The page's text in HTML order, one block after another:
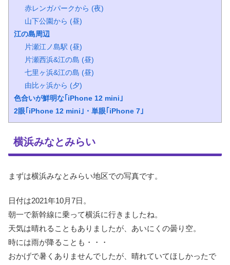
赤レンガパークから (夜)
山下公園から (昼)
江の島周辺
片瀬江ノ島駅 (昼)
片瀬西浜&江の島 (昼)
七里ヶ浜&江の島 (昼)
由比ヶ浜から (夕)
色合いが鮮明な｢iPhone 12 mini｣
2眼｢iPhone 12 mini｣・単眼｢iPhone 7｣
横浜みなとみらい
まずは横浜みなとみらい地区での写真です。
日付は2021年10月7日。
朝一で新幹線に乗って横浜に行きましたね。
天気は晴れることもありましたが、あいにくの曇り空。
時には雨が降ることも・・・
おかげで暑くありませんでしたが、晴れていてほしかったで